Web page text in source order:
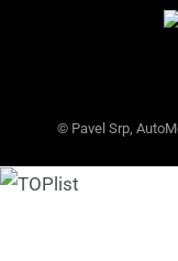
© Pavel Srp,